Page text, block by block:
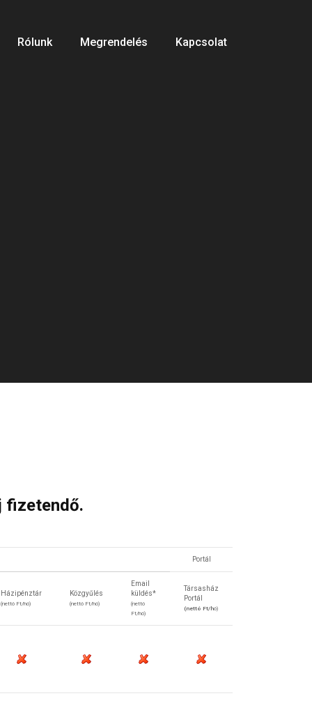
Rólunk Megrendelés Kapcsolat
fizetendő.
Portál
Házipénztár
(nettó Ft/hó)
Közgyűlés
(nettó Ft/hó)
Email
küldés*
(nettó
Ft/hó)
Társasház
Portál
(nettó Ft/hó)